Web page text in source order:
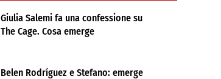
Giulia Salemi fa una confessione su
The Cage. Cosa emerge
Belen Rodríguez e Stefano: emerge